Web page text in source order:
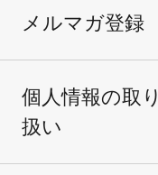
メルマガ登録
個人情報の取り
扱い